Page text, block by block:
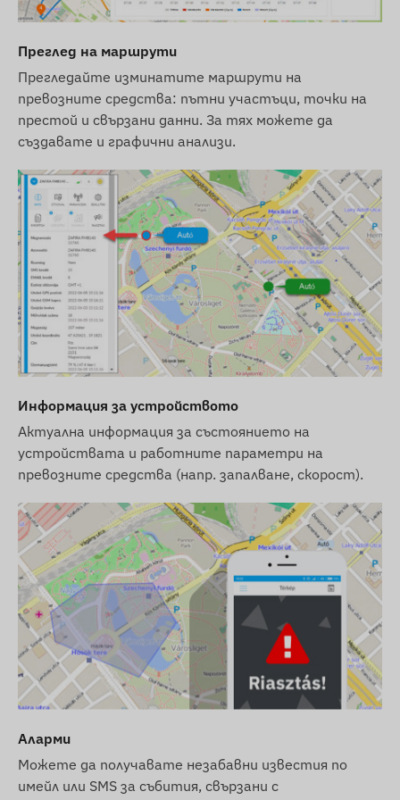
Преглед на маршрути
Прегледайте изминатите маршрути на
превозните средства: пътни участъци, точки на
престой и свързани данни. За тях можете да
създавате и графични анализи.
Информация за устройството
Актуална информация за състоянието на
устройствата и работните параметри на
превозните средства (напр. запалване, скорост).
Аларми
Можете да получавате незабавни известия по
имейл или SMS за събития, свързани с